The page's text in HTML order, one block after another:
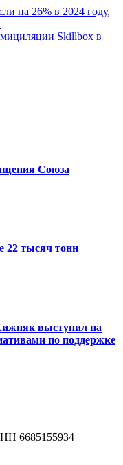
на 26% в 2024 году,
Skillbox в
Союза
22 тысяч тонн
выступил на
по поддержке
6685155934